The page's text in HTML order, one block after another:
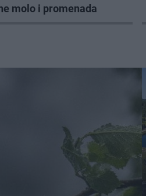
molo i promenada